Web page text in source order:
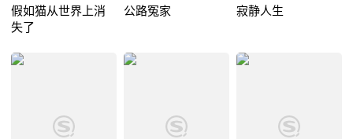
假如猫从世界上消
失了
公路冤家 寂静人生